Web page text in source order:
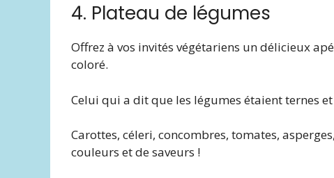
4. Plateau de légumes
Offrez à vos invités végétariens un délicieux
coloré.
Celui qui a dit que les légumes étaient ternes et
Carottes, céleri, concombres, tomates,
couleurs et de saveurs !